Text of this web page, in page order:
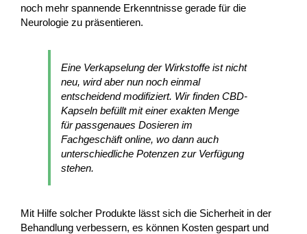
noch mehr spannende Erkenntnisse gerade für die
Neurologie zu präsentieren.
Eine Verkapselung der Wirkstoffe ist nicht
neu, wird aber nun noch einmal
entscheidend modifiziert. Wir finden CBD-
Kapseln befüllt mit einer exakten Menge
für passgenaues Dosieren im
Fachgeschäft online, wo dann auch
unterschiedliche Potenzen zur Verfügung
stehen.
Mit Hilfe solcher Produkte lässt sich die Sicherheit in der
Behandlung verbessern, es können Kosten gespart und